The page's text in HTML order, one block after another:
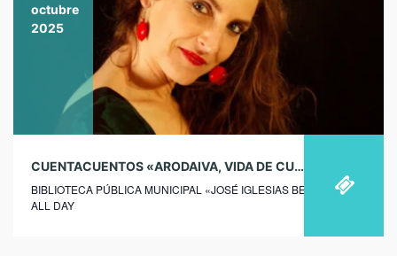
octubre
2025
CUENTACUENTOS «ARODAIVA, VIDA DE CUENTOS» EN VILLALBA DE LOS BARROS
BIBLIOTECA PÚBLICA MUNICIPAL «JOSÉ IGLESIAS BENÍTEZ»
ALL DAY